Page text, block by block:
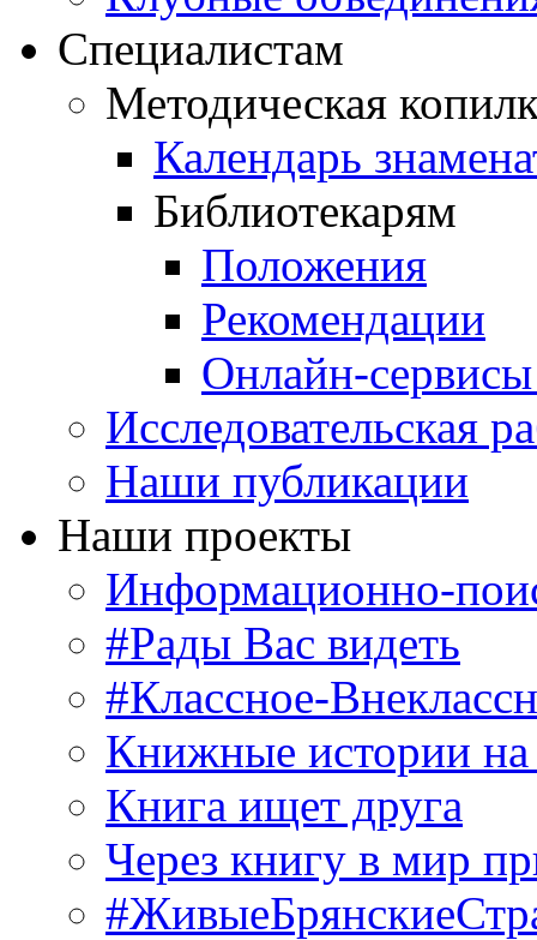
Специалистам
Методическая
Календарь
Библиотекарям
Положения
Рекомендации
Онлайн-сервисы
Исследовательская
Наши публикации
Наши проекты
Информационно-
#Рады Вас видеть
#Классное-
Книжные истории
Книга ищет друга
Через книгу в мир